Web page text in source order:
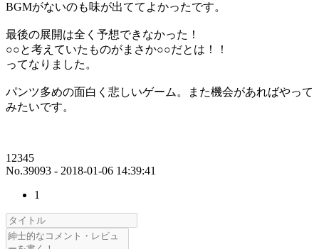
BGMがないのも味が出ててよかったです。
最後の展開は全く予想できなかった！
○○と考えていたものがまさか○○だとは！！
ってなりました。
パンツ多めの面白く悲しいゲーム。また機会があればやって
みたいです。
12345
No.39093 - 2018-01-06 14:39:41
1